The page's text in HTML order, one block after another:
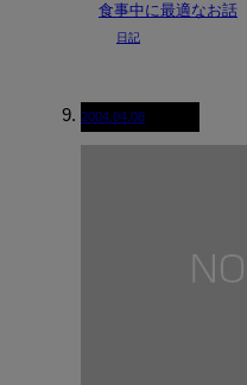
食事中に最適なお話
日記
2004.04.08